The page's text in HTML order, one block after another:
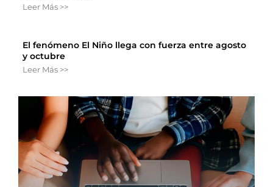
Leer Más >>
El fenómeno El Niño llega con fuerza entre agosto
y octubre
Leer Más >>